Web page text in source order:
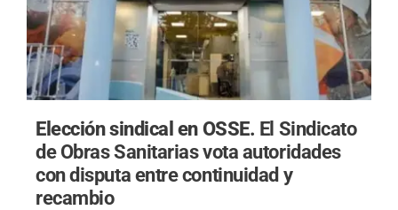
Elección sindical en OSSE. El Sindicato
de Obras Sanitarias vota autoridades
con disputa entre continuidad y
recambio